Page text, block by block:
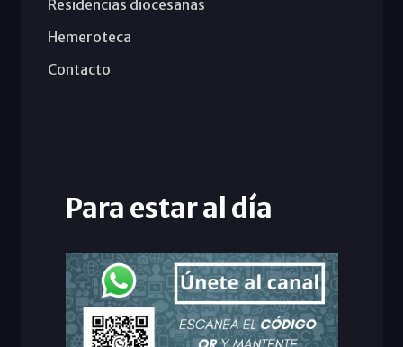
Residencias diocesanas
Hemeroteca
Contacto
Para estar al día